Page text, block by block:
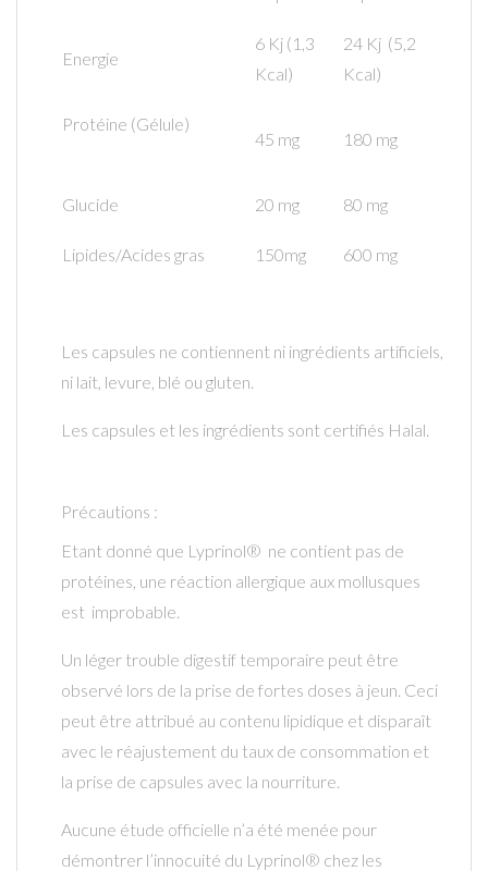
Energie
6 Kj (1,3
Kcal)
24 Kj (5,2
Kcal)
Protéine (Gélule)
45 mg 180 mg
Glucide 20 mg 80 mg
Lipides/Acides gras 150mg 600 mg
Les capsules ne contiennent ni ingrédients artificiels,
ni lait, levure, blé ou gluten.
Les capsules et les ingrédients sont certifiés Halal.
Précautions :
Etant donné que Lyprinol® ne contient pas de
protéines, une réaction allergique aux mollusques
est improbable.
Un léger trouble digestif temporaire peut être
observé lors de la prise de fortes doses à jeun. Ceci
peut être attribué au contenu lipidique et disparaît
avec le réajustement du taux de consommation et
la prise de capsules avec la nourriture.
Aucune étude officielle n’a été menée pour
démontrer l’innocuité du Lyprinol® chez les